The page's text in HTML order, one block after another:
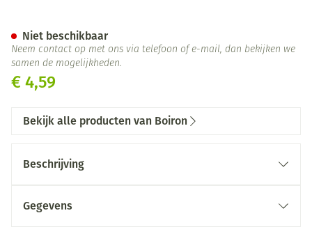
€ 4,59
Niet beschikbaar
Neem contact op met ons via telefoon of e-mail, dan bekijken we
samen de mogelijkheden.
Bekijk alle producten van Boiron
Beschrijving
Gegevens